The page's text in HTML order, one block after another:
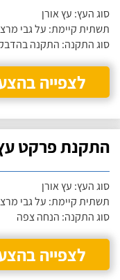
סוג העץ: עץ אורן
תשתית קיימת: על גבי
סוג התקנה: התקנה
לצפייה
התקנת פרקט
סוג העץ: עץ אורן
תשתית קיימת: על גבי
סוג התקנה: הנחה צפה
לצפייה